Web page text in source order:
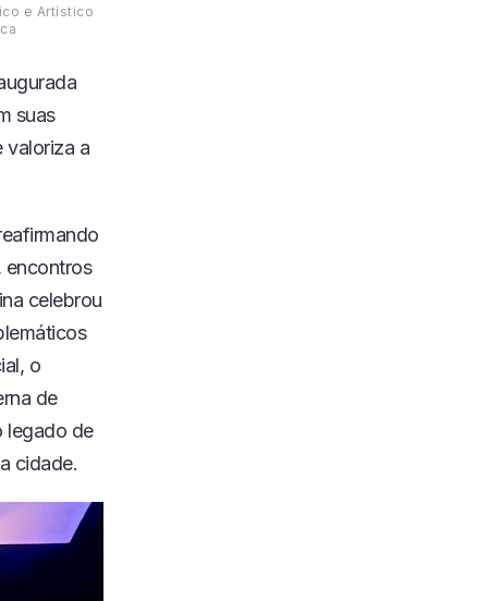
e Artístico
suas
valoriza a
encontros
celebrou
o
de
legado de
cidade.